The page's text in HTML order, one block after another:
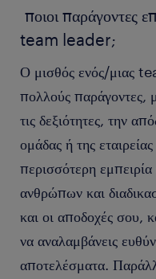
ποιοι παράγοντες
team leader;
Ο μισθός ενός/μιας
πολλούς παράγοντες,
τις δεξιότητες, την
ομάδας ή της
περισσότερη εμπειρία
ανθρώπων και
και οι αποδοχές σου,
να αναλαμβάνεις
αποτελέσματα.